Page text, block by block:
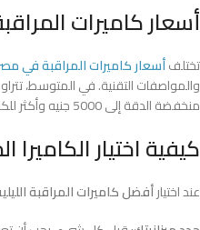
أسعار كاميرات
تختلفأسعار كاميرات المراقبة في
منخفضة الدقة إلى 5000 جنيه وأكثر للكاميرات المتطورة التي تدعم تقنية 4K.
كيفية اختيار الكاميرا
عند اختيارأفضل كاميرات المراقبة